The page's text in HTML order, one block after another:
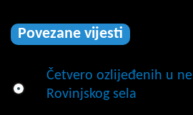
Povezane vijesti
Četvero ozlijeđenih u
Rovinjskog sela